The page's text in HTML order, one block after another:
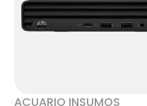
ACUARIO INSUMOS